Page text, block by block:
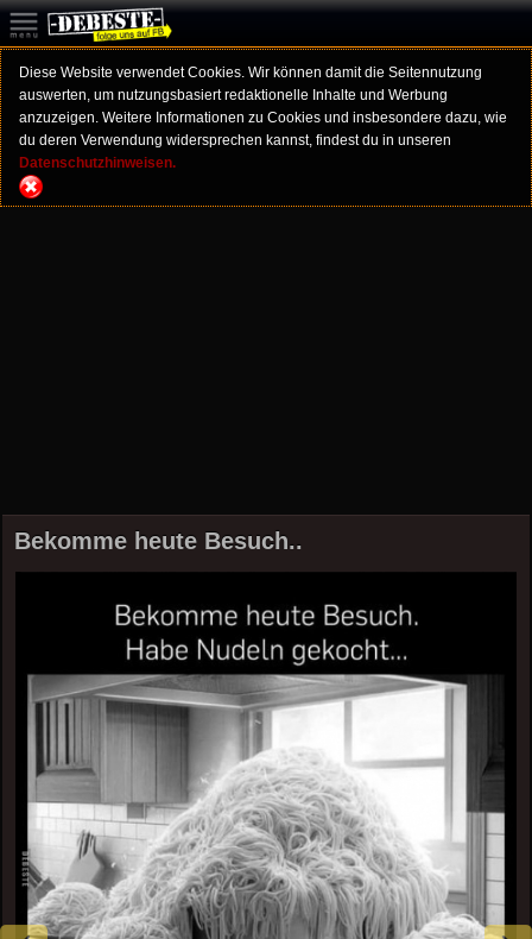
Diese Website verwendet Cookies. Wir können damit die Seitennutzung
auswerten, um nutzungsbasiert redaktionelle Inhalte und Werbung
anzuzeigen. Weitere Informationen zu Cookies und insbesondere dazu, wie
du deren Verwendung widersprechen kannst, findest du in unseren
Datenschutzhinweisen.
Bekomme heute Besuch..